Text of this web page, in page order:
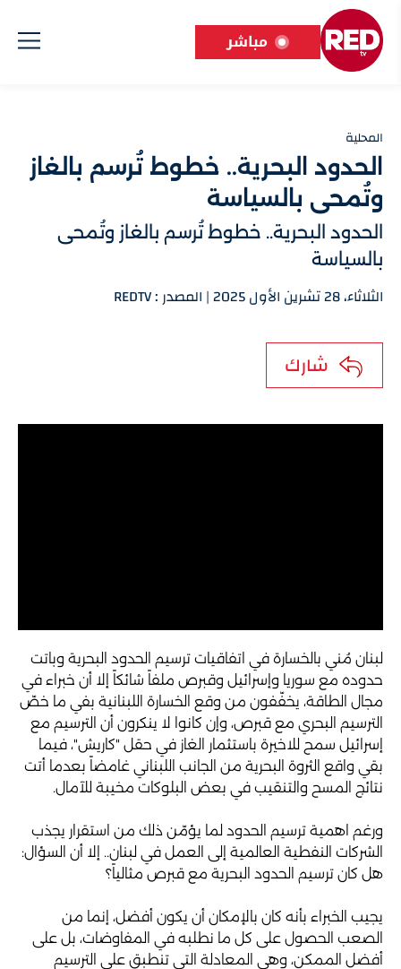
مباشر
المحلية
الحدود البحرية.. خطوط تُرسم بالغاز
وتُمحى بالسياسة
الحدود البحرية.. خطوط تُرسم بالغاز وتُمحى
بالسياسة
الثلاثاء، 28 تشرين الأول 2025 | المصدر : REDTV
شارك
لبنان مُني بالخسارة في اتفاقيات ترسيم الحدود البحرية وباتت
حدوده مع سوريا وإسرائيل وقبرص ملفاً شائكاً إلا أن خبراء في
مجال الطاقة، يخفّفون من وقع الخسارة اللبنانية بفي ما خصّ
الترسيم البحري مع قبرص، وإن كانوا لا ينكرون أن الترسيم مع
إسرائيل سمح للاخيرة باستثمار الغاز في حقل "كاريش"، فيما
بقي واقع الثروة البحرية من الجانب اللبناني غامضاً بعدما أتت
نتائج المسح والتنقيب في بعض البلوكات مخيبة للآمال.
ورغم اهمية ترسيم الحدود لما يؤمّن ذلك من استقرار يجذب
الشركات النفطية العالمية إلى العمل في لبنان.. إلا أن السؤال:
هل كان ترسيم الحدود البحرية مع قبرص مثالياً؟
يجيب الخبراء بأنه كان بالإمكان أن يكون أفضل، إنما من
الصعب الحصول على كل ما نطلبه في المفاوضات، بل على
أفضل الممكن، وهي المعادلة التي تنطبق على الترسيم